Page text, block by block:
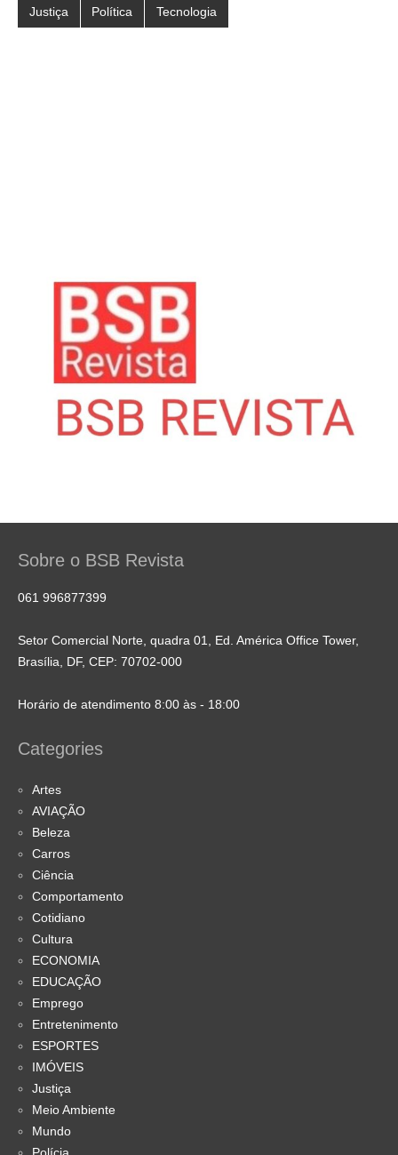
Justiça Política Tecnologia
Sobre o BSB Revista
061 996877399
Setor Comercial Norte, quadra 01, Ed. América Office Tower,
Brasília, DF, CEP: 70702-000
Horário de atendimento 8:00 às - 18:00
Categories
Artes
AVIAÇÃO
Beleza
Carros
Ciência
Comportamento
Cotidiano
Cultura
ECONOMIA
EDUCAÇÃO
Emprego
Entretenimento
ESPORTES
IMÓVEIS
Justiça
Meio Ambiente
Mundo
Polícia